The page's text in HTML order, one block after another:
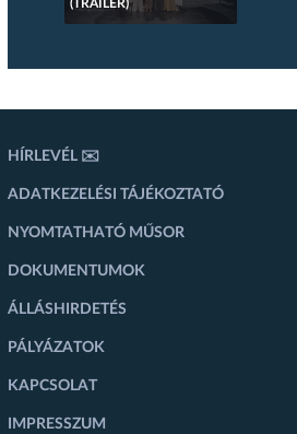
(TRAILER)
HÍRLEVÉL ✉️
ADATKEZELÉSI TÁJÉKOZTATÓ
NYOMTATHATÓ MŰSOR
DOKUMENTUMOK
ÁLLÁSHIRDETÉS
PÁLYÁZATOK
KAPCSOLAT
IMPRESSZUM